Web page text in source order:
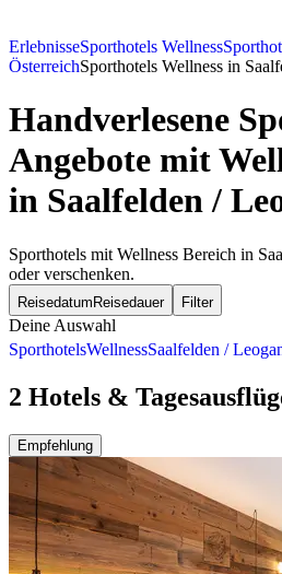
ErlebnisseSporthotels Wellness
ÖsterreichSporthotels Wellness in
Handverlesene
Angebote mit
in Saalfelden /
Sporthotels mit Wellness Bereich in
oder verschenken.
Reisedatum Reisedauer Filter
Deine Auswahl
SporthotelsWellnessSaalfelden /
2 Hotels &
Empfehlung